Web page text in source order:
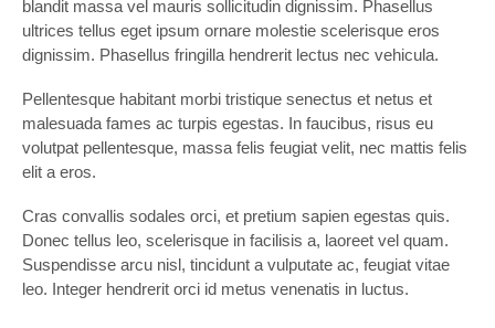
blandit massa vel mauris sollicitudin dignissim. Phasellus
ultrices tellus eget ipsum ornare molestie scelerisque eros
dignissim. Phasellus fringilla hendrerit lectus nec vehicula.
Pellentesque habitant morbi tristique senectus et netus et
malesuada fames ac turpis egestas. In faucibus, risus eu
volutpat pellentesque, massa felis feugiat velit, nec mattis felis
elit a eros.
Cras convallis sodales orci, et pretium sapien egestas quis.
Donec tellus leo, scelerisque in facilisis a, laoreet vel quam.
Suspendisse arcu nisl, tincidunt a vulputate ac, feugiat vitae
leo. Integer hendrerit orci id metus venenatis in luctus.